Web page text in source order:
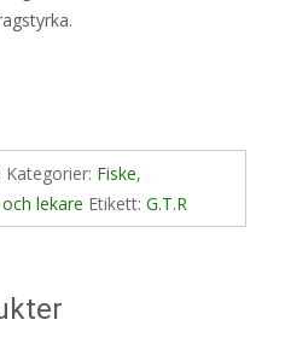
Kategorier: Fiske,
lekare Etikett: G.T.R